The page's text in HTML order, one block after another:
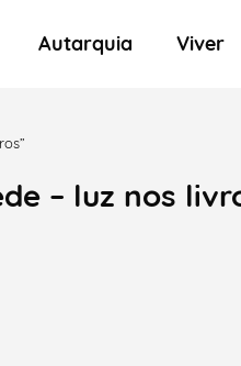
Autarquia Viver
– luz nos